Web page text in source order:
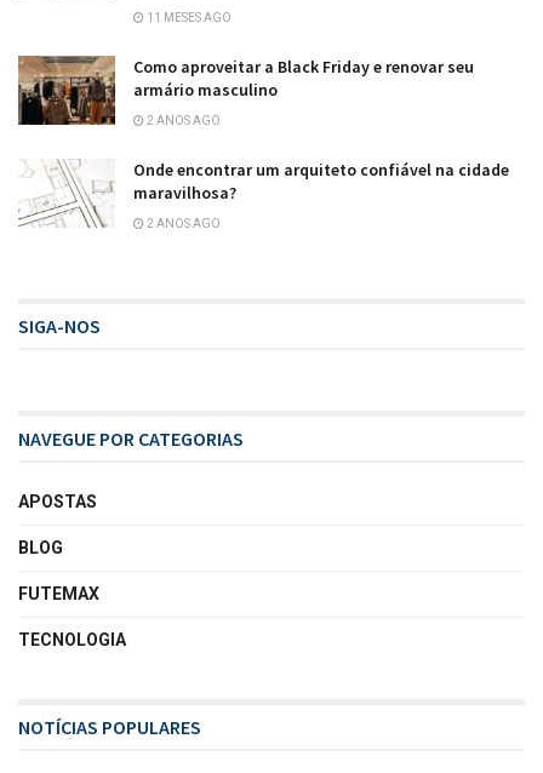
11 MESES AGO
Como aproveitar a Black Friday e renovar seu
armário masculino
2 ANOS AGO
Onde encontrar um arquiteto confiável na cidade
maravilhosa?
2 ANOS AGO
SIGA-NOS
NAVEGUE POR CATEGORIAS
APOSTAS
BLOG
FUTEMAX
TECNOLOGIA
NOTÍCIAS POPULARES